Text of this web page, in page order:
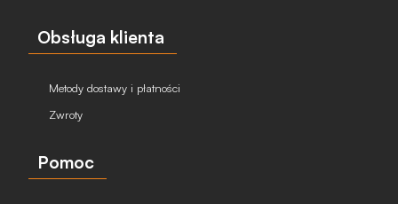
Obsługa klienta
Metody dostawy i płatności
Zwroty
Pomoc